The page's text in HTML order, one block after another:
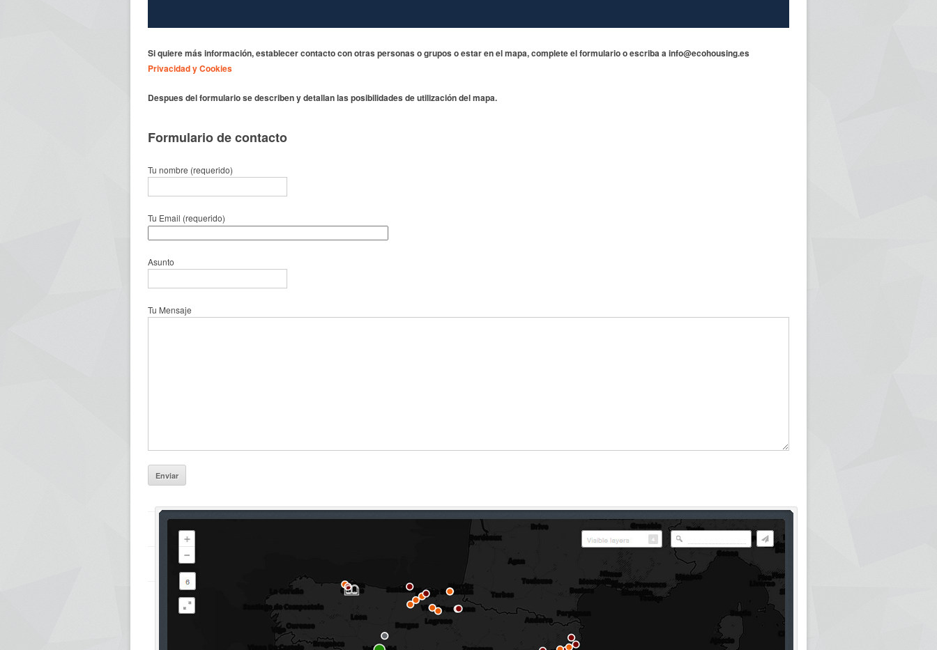
Si quiere más información,establecer contacto con otras personas o grupos o estar en el mapa, complete el formulario o escriba a info@ecohousing.es
Privacidad y Cookies
Despues del formulario se describen y detallan las posibilidades de utilización del mapa.
Formulario de contacto
Tu nombre (requerido)
Tu Email (requerido)
Asunto
Tu Mensaje